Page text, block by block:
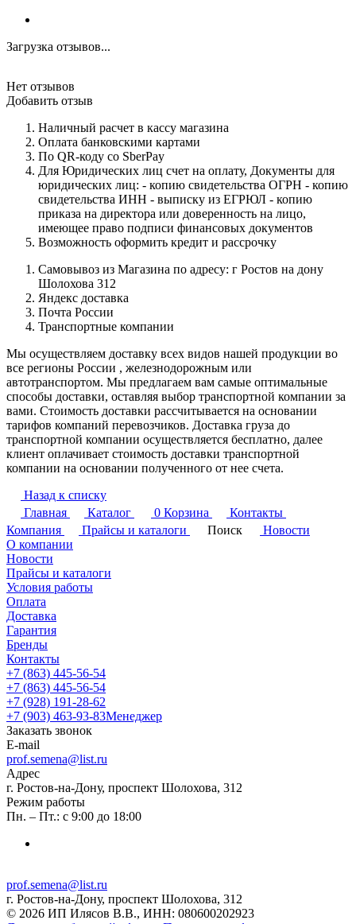
Загрузка отзывов...
Нет отзывов
Добавить отзыв
Наличный расчет в кассу магазина
Оплата банковскими картами
По QR-коду со SberPay
Для Юридических лиц счет на оплату, Документы для
юридических лиц: - копию свидетельства ОГРН - копию
свидетельства ИНН - выписку из ЕГРЮЛ - копию
приказа на директора или доверенность на лицо,
имеющее право подписи финансовых документов
Возможность оформить кредит и рассрочку
Самовывоз из Магазина по адресу: г Ростов на дону
Шолохова 312
Яндекс доставка
Почта России
Транспортные компании
Мы осуществляем доставку всех видов нашей продукции во
все регионы России , железнодорожным или
автотранспортом. Мы предлагаем вам самые оптимальные
способы доставки, оставляя выбор транспортной компании за
вами. Стоимость доставки рассчитывается на основании
тарифов компаний перевозчиков. Доставка груза до
транспортной компании осуществляется бесплатно, далее
клиент оплачивает стоимость доставки транспортной
компании на основании полученного от нее счета.
Назад к списку
Главная
Каталог 0 Корзина
Контакты
Компания
Прайсы и каталоги Поиск
Новости
О компании
Новости
Прайсы и каталоги
Условия работы
Оплата
Доставка
Гарантия
Бренды
Контакты
+7 (863) 445-56-54
+7 (863) 445-56-54
+7 (928) 191-28-62
+7 (903) 463-93-83Менеджер
Заказать звонок
E-mail
prof.semena@list.ru
Адрес
г. Ростов-на-Дону, проспект Шолохова, 312
Режим работы
Пн. – Пт.: с 9:00 до 18:00
prof.semena@list.ru
г. Ростов-на-Дону, проспект Шолохова, 312
© 2026 ИП Илясов В.В., ИНН: 080600202923